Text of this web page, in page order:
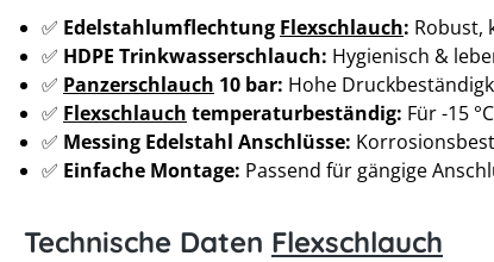
✅ Edelstahlumflechtung Flexschlauch: Robust,
✅ HDPE Trinkwasserschlauch: Hygienisch &
✅ Panzerschlauch 10 bar: Hohe
✅ Flexschlauch temperaturbeständig: Für -15
✅ Messing Edelstahl Anschlüsse:
✅ Einfache Montage: Passend für gängige
Technische Daten Flexschlauch